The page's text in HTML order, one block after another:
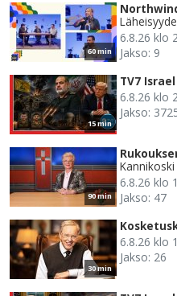
60 min
6.8.26 klo
Jakso: 9
15 min
TV7
6.8.26 klo
Jakso:
90 min
6.8.26 klo
Jakso: 47
30 min
6.8.26 klo
Jakso: 26